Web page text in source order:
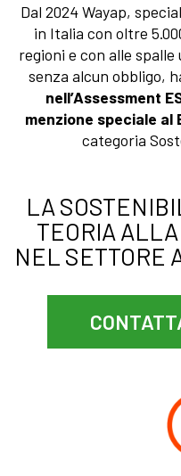
Dal 2024 Wayap,
in Italia con oltre
regioni e con alle
senza alcun obbligo,
nell’Assessment
menzione speciale al
categoria
LA
TEORIA
NEL SETTORE